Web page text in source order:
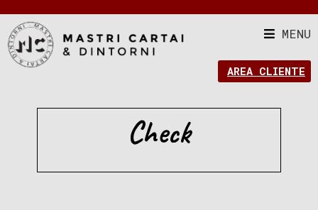
MENU
AREA CLIENTE
Check